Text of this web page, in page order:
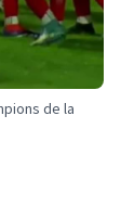
de la